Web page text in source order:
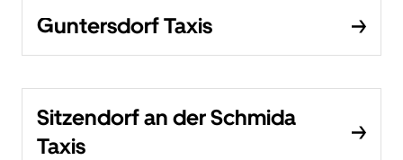
Guntersdorf Taxis
Sitzendorf an der Schmida
Taxis